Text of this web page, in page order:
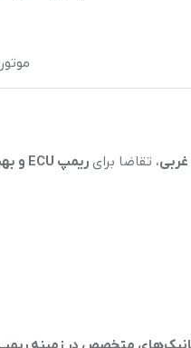
غربی، تقاضا برایریمپ ECU و بهینه‌سازی موتورسیکلت